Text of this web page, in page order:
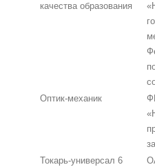
качества образования
Оптик-механик
Токарь-универсал 6